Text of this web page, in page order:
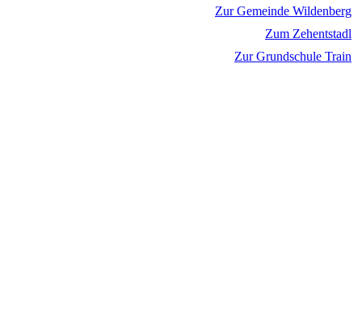
Zur Gemeinde Wildenberg
Zum Zehentstadl
Zur Grundschule Train